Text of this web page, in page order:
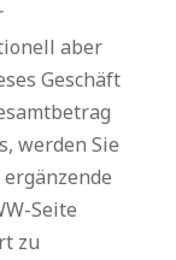
aber
Geschäft
werden Sie
Seite
zu